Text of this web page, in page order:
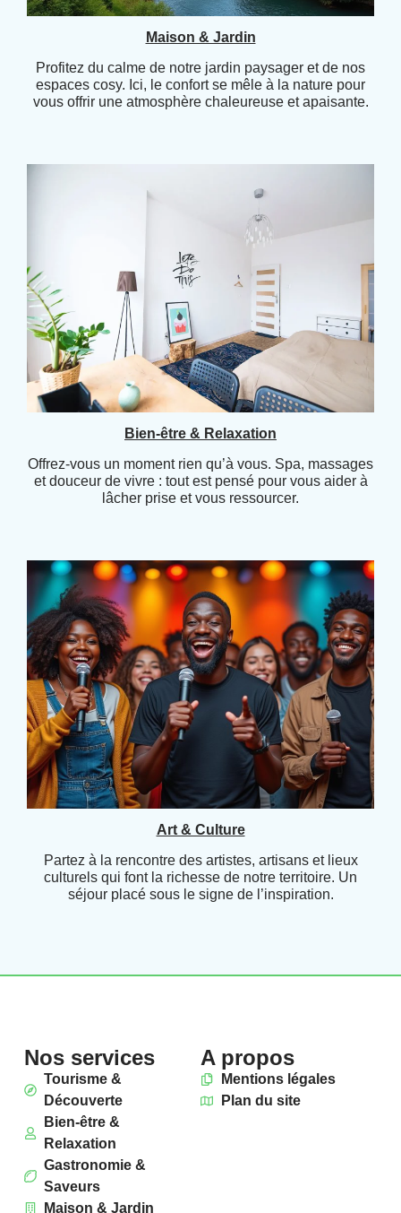
Maison & Jardin
Profitez du calme de notre jardin paysager et de nos
espaces cosy. Ici, le confort se mêle à la nature pour
vous offrir une atmosphère chaleureuse et apaisante.
Bien-être & Relaxation
Offrez-vous un moment rien qu’à vous. Spa, massages
et douceur de vivre : tout est pensé pour vous aider à
lâcher prise et vous ressourcer.
Art & Culture
Partez à la rencontre des artistes, artisans et lieux
culturels qui font la richesse de notre territoire. Un
séjour placé sous le signe de l’inspiration.
Nos services
Tourisme &
Découverte
Bien-être &
Relaxation
Gastronomie &
Saveurs
Maison & Jardin
A propos
Mentions légales
Plan du site